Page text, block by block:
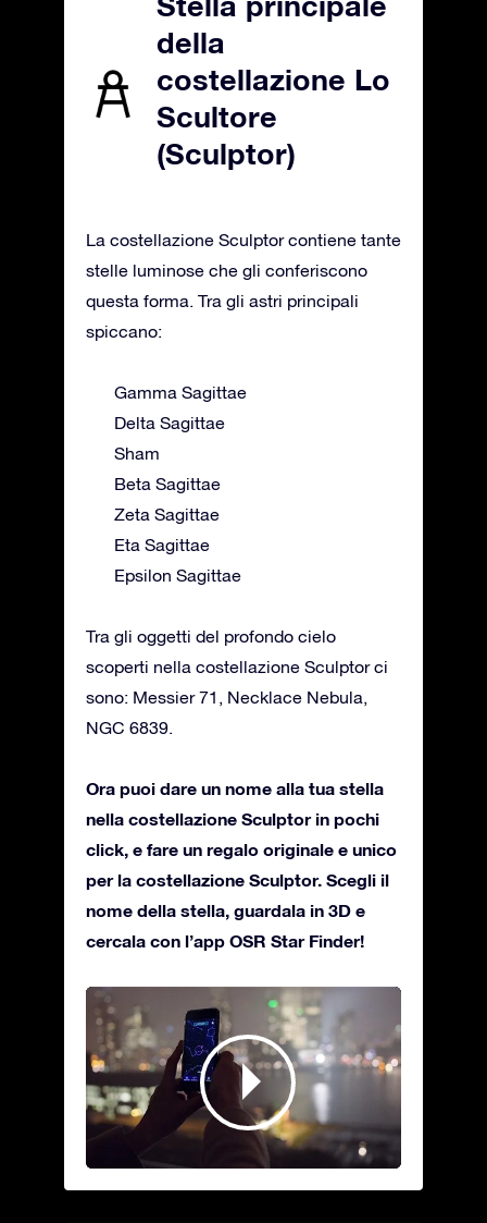
della
costellazione Lo
Scultore
(Sculptor)
La costellazione Sculptor contiene tante
stelle luminose che gli conferiscono
questa forma. Tra gli astri principali
spiccano:
Gamma Sagittae
Delta Sagittae
Sham
Beta Sagittae
Zeta Sagittae
Eta Sagittae
Epsilon Sagittae
Tra gli oggetti del profondo cielo
scoperti nella costellazione Sculptor ci
sono: Messier 71, Necklace Nebula,
NGC 6839.
Ora puoi dare un nome alla tua stella
nella costellazione Sculptor in pochi
click, e fare un regalo originale e unico
per la costellazione Sculptor. Scegli il
nome della stella, guardala in 3D e
cercala con l’app OSR Star Finder!